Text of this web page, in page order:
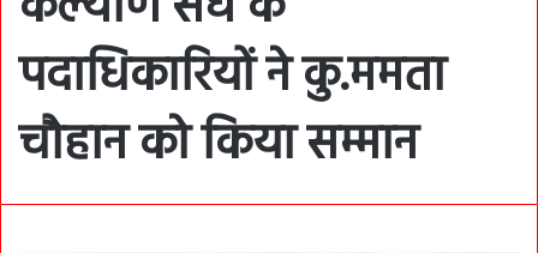
पदाधिकारियों ने कु.ममता
चौहान को किया सम्मान